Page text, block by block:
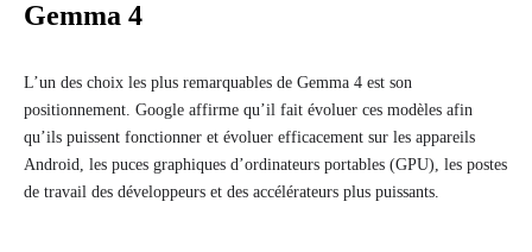
Gemma 4
L’un des choix les plus remarquables de Gemma 4 est son
positionnement. Google affirme qu’il fait évoluer ces modèles afin
qu’ils puissent fonctionner et évoluer efficacement sur les appareils
Android, les puces graphiques d’ordinateurs portables (GPU), les postes
de travail des développeurs et des accélérateurs plus puissants.